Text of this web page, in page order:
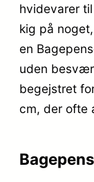
hvidevarer
kig på
en
uden
begejstret
cm, der ofte